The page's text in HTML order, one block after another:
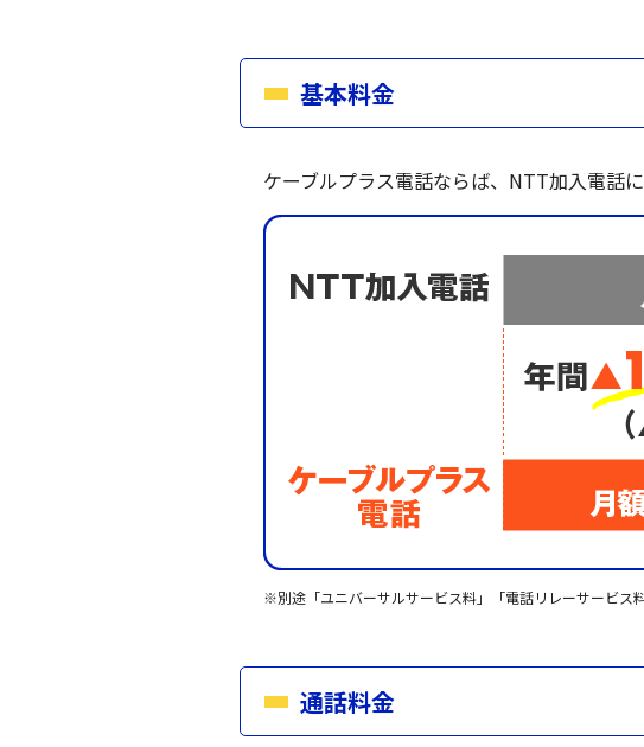
基本料金
ケーブルプラス電話ならば、NTT加入電話
※別途「ユニバーサルサービス料」「電話リレーサービス料
通話料金